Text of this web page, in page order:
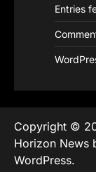
Entries
Copyright ©
Horizon News
WordPress.